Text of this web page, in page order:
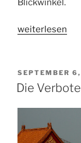
Blickwinkel.
„Stadtbummel
am
Sonntag“
weiterlesen
AM
SEPTEMBER
Die